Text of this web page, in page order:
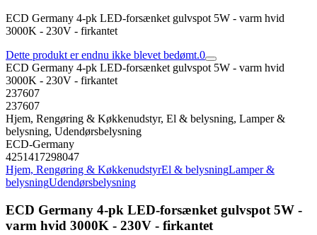
ECD Germany 4-pk LED-forsænket gulvspot 5W - varm hvid
3000K - 230V - firkantet
Dette produkt er endnu ikke blevet bedømt.0
ECD Germany 4-pk LED-forsænket gulvspot 5W - varm hvid
3000K - 230V - firkantet
237607
237607
Hjem, Rengøring & Køkkenudstyr, El & belysning, Lamper &
belysning, Udendørsbelysning
ECD-Germany
4251417298047
Hjem, Rengøring & KøkkenudstyrEl & belysningLamper &
belysningUdendørsbelysning
ECD Germany 4-pk LED-forsænket gulvspot 5W -
varm hvid 3000K - 230V - firkantet